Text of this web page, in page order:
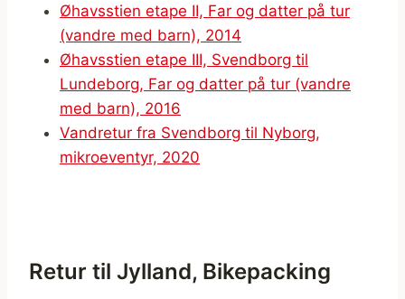
Øhavsstien etape II, Far og datter på tur
(vandre med barn), 2014
Øhavsstien etape III, Svendborg til
Lundeborg, Far og datter på tur (vandre
med barn), 2016
Vandretur fra Svendborg til Nyborg,
mikroeventyr, 2020
Retur til Jylland, Bikepacking